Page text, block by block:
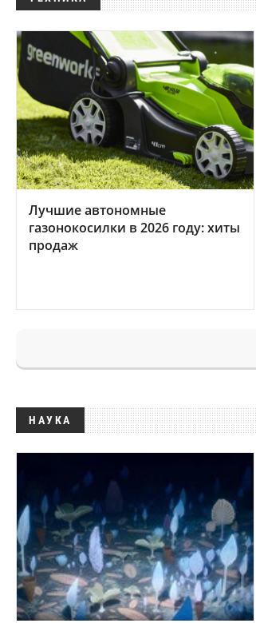
Лучшие автономные
газонокосилки в 2026 году: хиты
продаж
НАУКА